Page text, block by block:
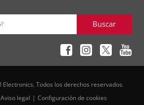
Buscar
Todos los derechos reservados.
Aviso legal Configuración de cookies